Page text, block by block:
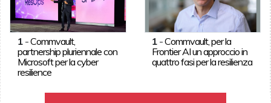
1-Commvault,
partnership pluriennale con
Microsoft per la cyber
resilience
1 -Commvault, per la
Frontier AI un approccio in
quattro fasi per la resilienza